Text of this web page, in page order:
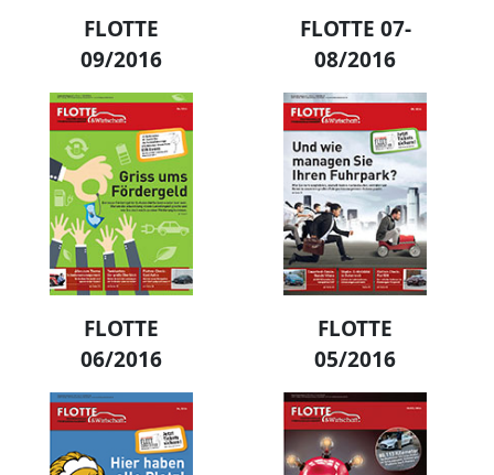
FLOTTE
09/2016
FLOTTE 07-
08/2016
FLOTTE
06/2016
FLOTTE
05/2016